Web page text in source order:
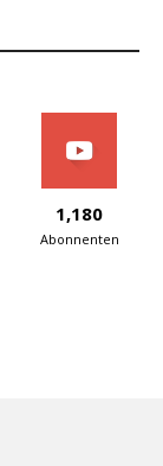
1,180
Abonnenten